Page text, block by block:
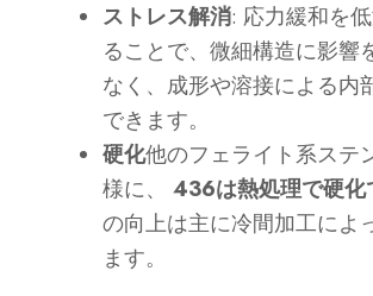
ストレス解消: 応力緩和を
ることで、微細構造に影響
なく、成形や溶接による内
できます。
硬化他のフェライト系ステ
様に、436は熱処理で硬化
の向上は主に冷間加工によ
ます。